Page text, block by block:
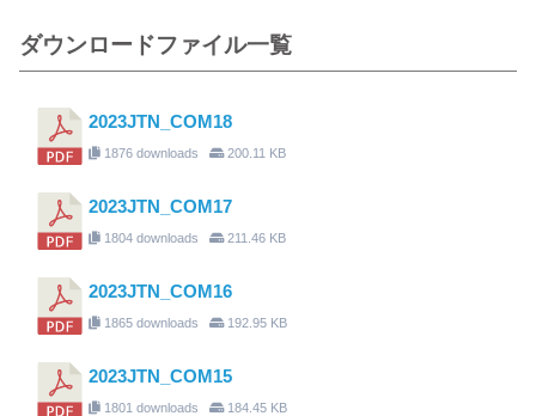
ダウンロードファイル一覧
2023JTN_COM18
1876 downloads 200.11 KB
2023JTN_COM17
1804 downloads 211.46 KB
2023JTN_COM16
1865 downloads 192.95 KB
2023JTN_COM15
1801 downloads 184.45 KB